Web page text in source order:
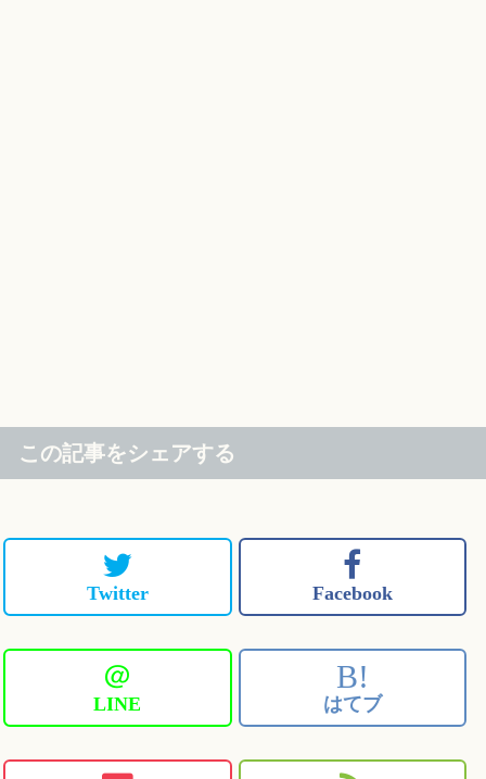
この記事をシェアする
Twitter Facebook
＠
LINE
B!
はてブ